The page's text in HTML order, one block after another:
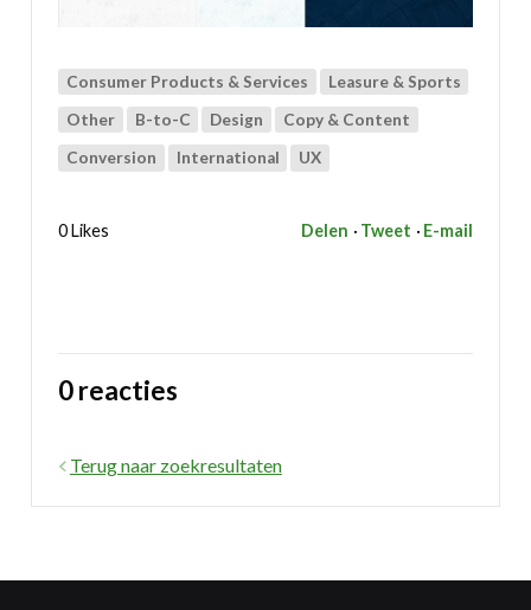
Consumer Products & Services Leasure & Sports
Other B-to-C Design Copy & Content
Conversion International UX
0 Likes Delen Tweet E-mail
0 reacties
Terug naar zoekresultaten